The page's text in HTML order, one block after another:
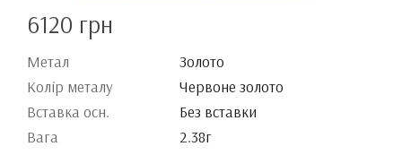
6120 грн
Метал
Золото
Колір металу
Червоне золото
Вставка осн.
Без вставки
Вага
2.38г